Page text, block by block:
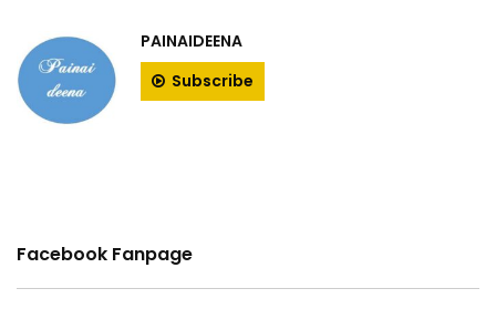
PAINAIDEENA
Subscribe
Facebook Fanpage